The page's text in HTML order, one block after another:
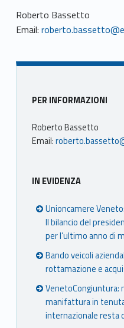
Roberto Bassetto
Email:
Sidebar
PER INFORMAZIONI
Roberto Bassetto
Email:
IN EVIDENZA
Unioncamere
Il bilancio del
per l’ultimo anno di
Bando veicoli
rottamazione e
manifattura in
internazionale resta